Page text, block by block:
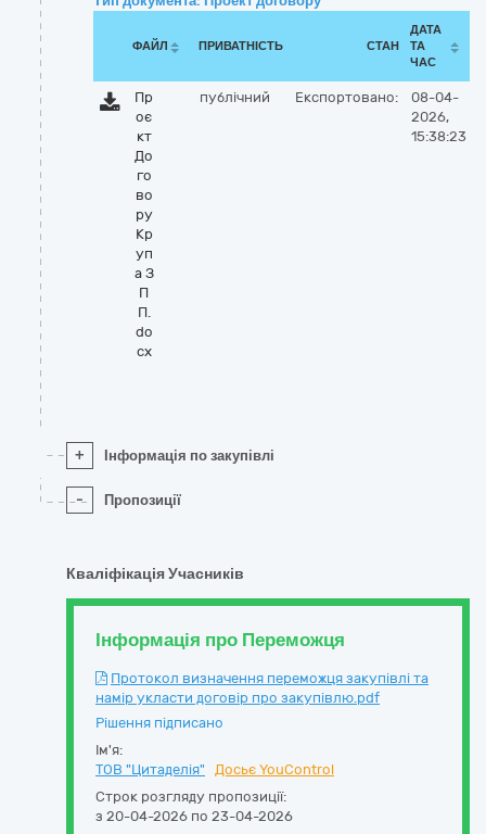
ФАЙЛ ПРИВАТНІСТЬ СТАН
ДАТА
ТА
ЧАС
Пр
оє
кт
До
го
во
ру
Кр
уп
а З
П
П.
do
cx
публічний Експортовано:
08-04-
2026,
15:38:23
+ Інформація по закупівлі
- Пропозиції
Кваліфікація Учасників
Інформація про Переможця
Протокол визначення переможця закупівлі та
намір укласти договір про закупівлю.pdf
Рішення підписано
Ім'я:
ТОВ "Цитаделія"
Досьє YouControl
Строк розгляду пропозиції:
з 20-04-2026 по 23-04-2026